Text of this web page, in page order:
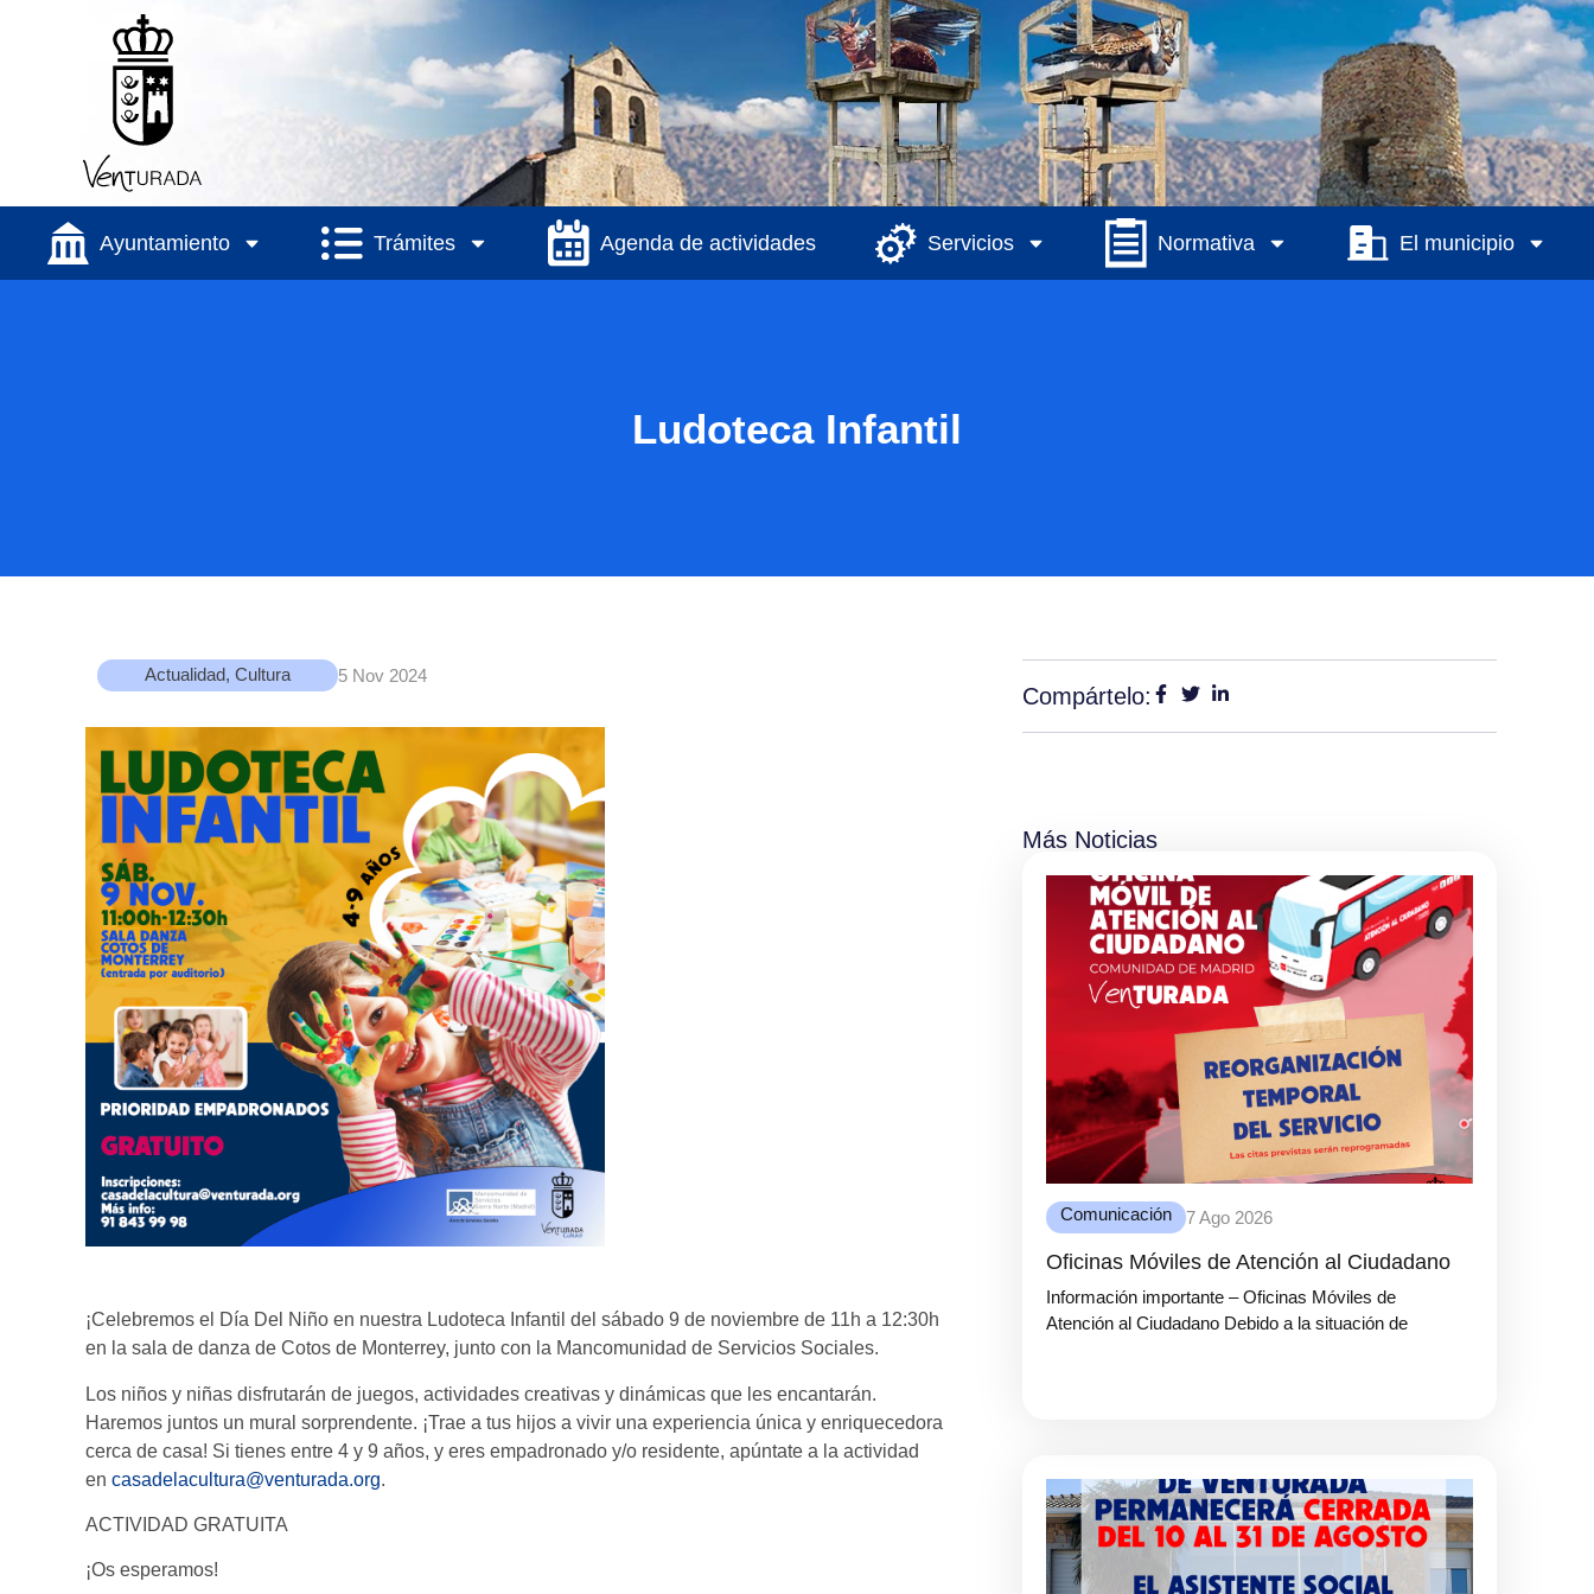
Ayuntamiento Trámites Agenda de actividades Servicios Normativa El municipio
Ludoteca Infantil
Actualidad, Cultura 5 Nov 2024
¡Celebremos el Día Del Niño en nuestra Ludoteca Infantil del sábado 9 de noviembre de 11h a 12:30h
en la sala de danza de Cotos de Monterrey, junto con la Mancomunidad de Servicios Sociales.
Los niños y niñas disfrutarán de juegos, actividades creativas y dinámicas que les encantarán.
Haremos juntos un mural sorprendente. ¡Trae a tus hijos a vivir una experiencia única y enriquecedora
cerca de casa! Si tienes entre 4 y 9 años, y eres empadronado y/o residente, apúntate a la actividad
en casadelacultura@venturada.org.
ACTIVIDAD GRATUITA
¡Os esperamos!
Compártelo:
Más Noticias
Comunicación 7 Ago 2026
Oficinas Móviles de Atención al Ciudadano
Información importante – Oficinas Móviles de
Atención al Ciudadano Debido a la situación de